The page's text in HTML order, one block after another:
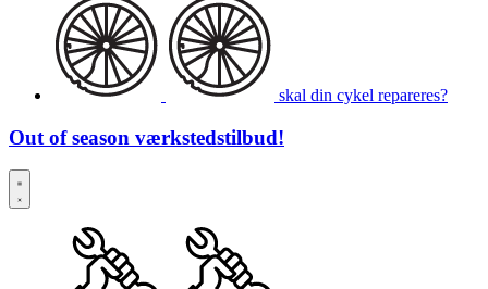
skal din cykel repareres?
Out of season værkstedstilbud!